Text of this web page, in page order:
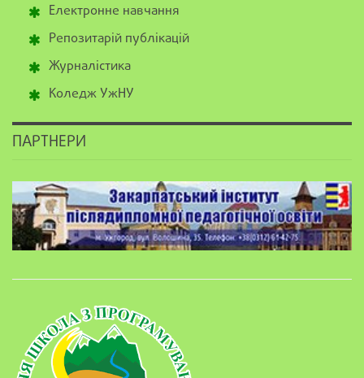
Електронне навчання
Репозитарій публікацій
Журналістика
Коледж УжНУ
ПАРТНЕРИ